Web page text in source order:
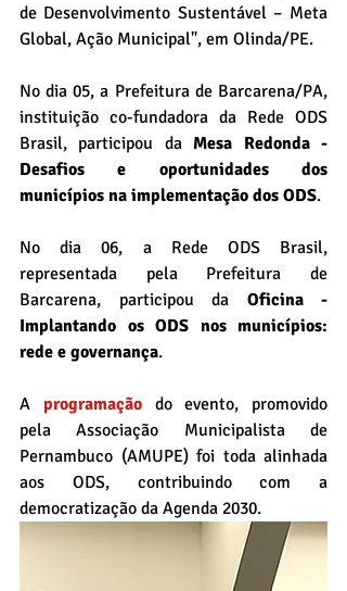
de Desenvolvimento Sustentável – Meta
Global, Ação Municipal", em Olinda/PE.
No dia 05, a Prefeitura de Barcarena/PA,
instituição co-fundadora da Rede ODS
Brasil, participou da Mesa Redonda -
Desafios e oportunidades dos
municípios na implementação dos ODS.
No dia 06, a Rede ODS Brasil,
representada pela Prefeitura de
Barcarena, participou da Oficina -
Implantando os ODS nos municípios:
rede e governança.
A programação do evento, promovido
pela Associação Municipalista de
Pernambuco (AMUPE) foi toda alinhada
aos ODS, contribuindo com a
democratização da Agenda 2030.